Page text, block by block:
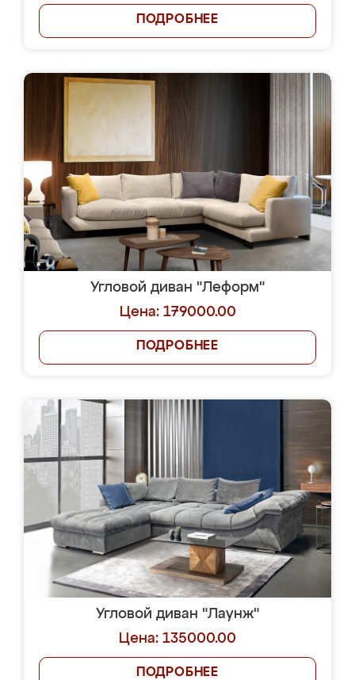
ПОДРОБНЕЕ
Угловой диван "Леформ"
Цена: 179000.00
ПОДРОБНЕЕ
Угловой диван "Лаунж"
Цена: 135000.00
ПОДРОБНЕЕ